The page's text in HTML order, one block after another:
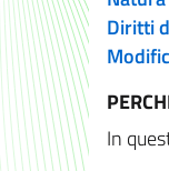
Diritti
In